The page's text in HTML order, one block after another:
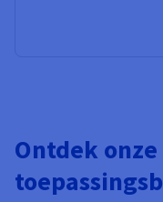
Ontdek